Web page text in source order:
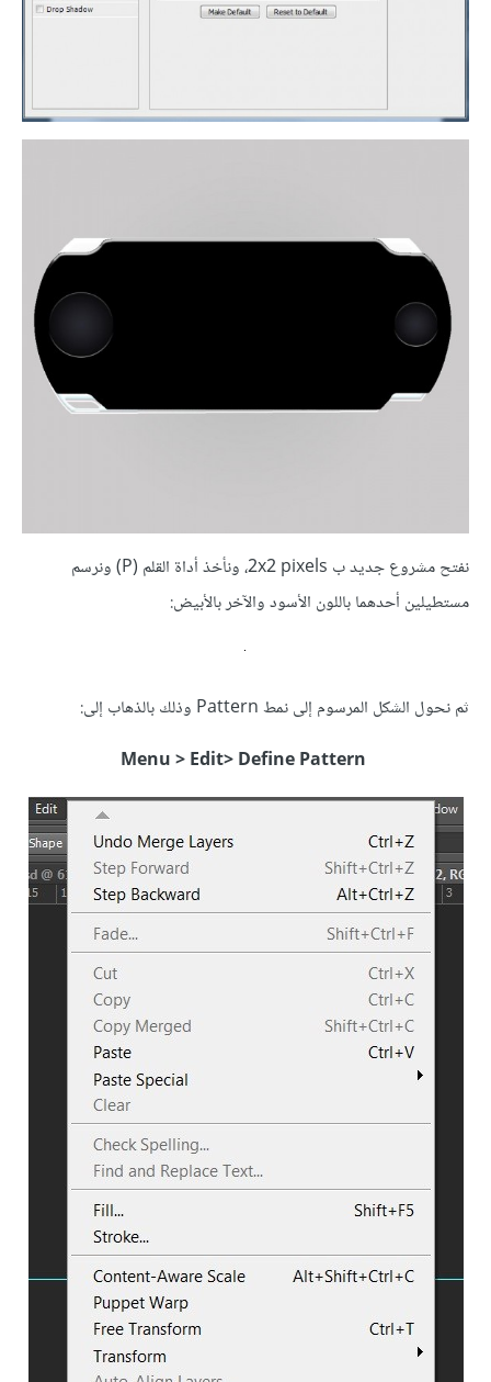
نفتح مشروع جديد ب 2x2 pixels، ونأخذ أداة القلم (P) ونرسم
مستطيلين أحدهما باللون الأسود والآخر بالأبيض:
ثم نحول الشكل المرسوم إلى نمط Pattern وذلك بالذهاب إلى: